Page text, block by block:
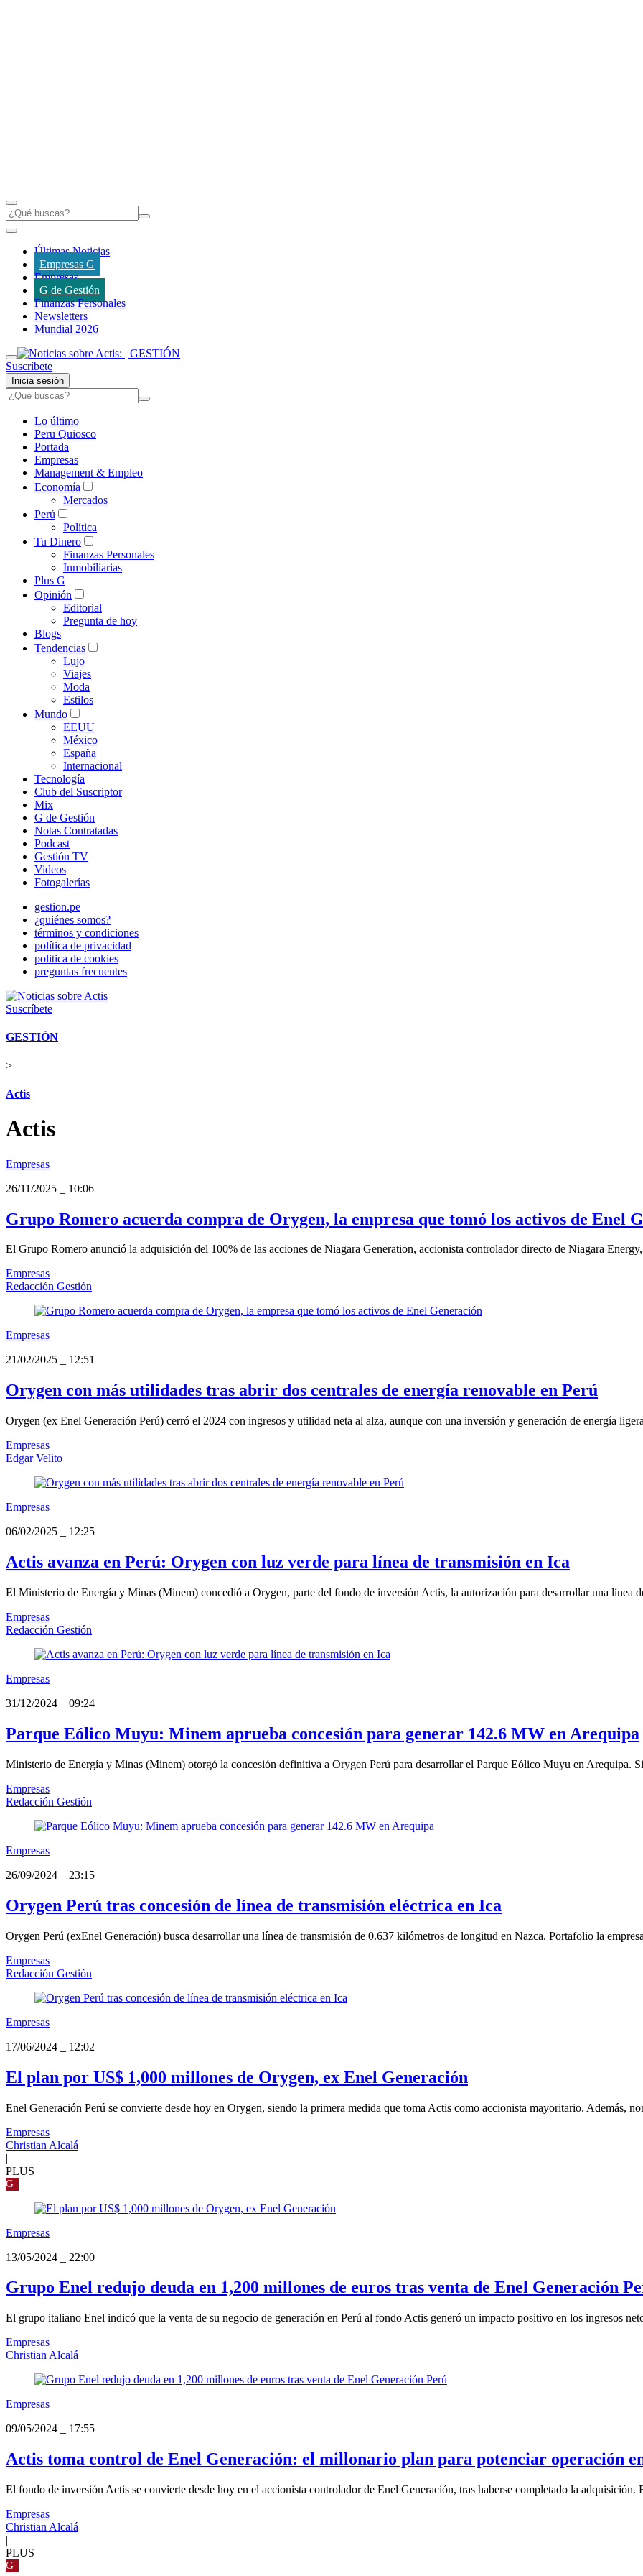
Últimas Noticias
Empresas G
Empresas
G de Gestión
Finanzas Personales
Newsletters
Mundial 2026
Suscríbete
Inicia sesión
Lo último
Peru Quiosco
Portada
Empresas
Management & Empleo
Economía
Mercados
Perú
Política
Tu Dinero
Finanzas Personales
Inmobiliarias
Plus G
Opinión
Editorial
Pregunta de hoy
Blogs
Tendencias
Lujo
Viajes
Moda
Estilos
Mundo
EEUU
México
España
Internacional
Tecnología
Club del Suscriptor
Mix
G de Gestión
Notas Contratadas
Podcast
Gestión TV
Videos
Fotogalerías
gestion.pe
¿quiénes somos?
términos y condiciones
política de privacidad
politica de cookies
preguntas frecuentes
Suscríbete
GESTIÓN
>
Actis
Actis
Empresas
26/11/2025
10:06
Grupo Romero acuerda compra de Orygen, la empresa que tomó los activos de Enel
El Grupo Romero anunció la adquisición del 100% de las acciones de Niagara Generation, accionista controlador directo de Niagara
Empresas
Redacción Gestión
Empresas
21/02/2025
12:51
Orygen con más utilidades tras abrir dos centrales de energía renovable en Perú
Orygen (ex Enel Generación Perú) cerró el 2024 con ingresos y utilidad neta al alza, aunque con una inversión y generación de energía
Empresas
Edgar Velito
Empresas
06/02/2025
12:25
Actis avanza en Perú: Orygen con luz verde para línea de transmisión en Ica
El Ministerio de Energía y Minas (Minem) concedió a Orygen, parte del fondo de inversión Actis, la autorización para desarrollar una línea
Empresas
Redacción Gestión
Empresas
31/12/2024
09:24
Parque Eólico Muyu: Minem aprueba concesión para generar 142.6 MW en Arequipa
Ministerio de Energía y Minas (Minem) otorgó la concesión definitiva a Orygen Perú para desarrollar el Parque Eólico Muyu en Arequipa.
Empresas
Redacción Gestión
Empresas
26/09/2024
23:15
Orygen Perú tras concesión de línea de transmisión eléctrica en Ica
Orygen Perú (exEnel Generación) busca desarrollar una línea de transmisión de 0.637 kilómetros de longitud en Nazca. Portafolio la
Empresas
Redacción Gestión
Empresas
17/06/2024
12:02
El plan por US$ 1,000 millones de Orygen, ex Enel Generación
Enel Generación Perú se convierte desde hoy en Orygen, siendo la primera medida que toma Actis como accionista mayoritario. Además,
Empresas
Christian Alcalá
|
PLUS
G
Empresas
13/05/2024
22:00
Grupo Enel redujo deuda en 1,200 millones de euros tras venta de Enel Generación
El grupo italiano Enel indicó que la venta de su negocio de generación en Perú al fondo Actis generó un impacto positivo en los ingresos
Empresas
Christian Alcalá
Empresas
09/05/2024
17:55
Actis toma control de Enel Generación: el millonario plan para potenciar operación
El fondo de inversión Actis se convierte desde hoy en el accionista controlador de Enel Generación, tras haberse completado la adquisición.
Empresas
Christian Alcalá
|
PLUS
G